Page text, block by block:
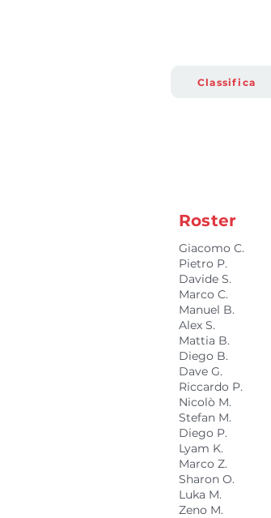
Classifica
Roster
Giacomo C.
Pietro P.
Davide S.
Marco C.
Manuel B.
Alex S.
Mattia B.
Diego B.
Dave G.
Riccardo P.
Nicolò M.
Stefan M.
Diego P.
Lyam K.
Marco Z.
Sharon O.
Luka M.
Zeno M.